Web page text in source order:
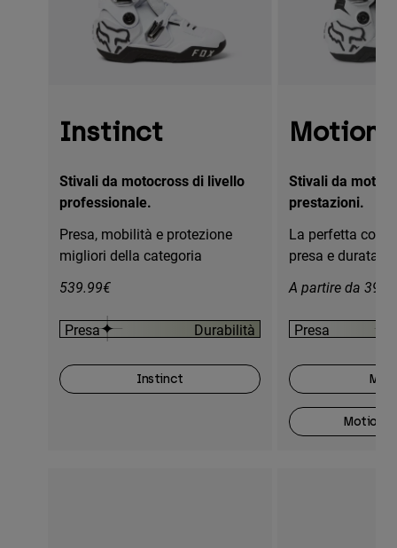
Instinct
Stivali da motocross di livello
professionale.
Presa, mobilità e protezione
migliori della categoria
539.99€
Presa Durabilità
Instinct
Motion
Stivali da
prestazioni.
La perfetta
presa e durata
A partire da
Presa
Motion